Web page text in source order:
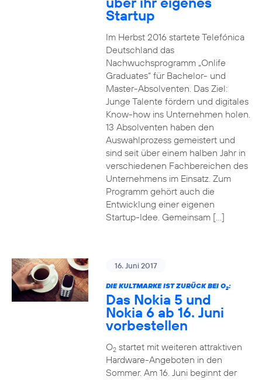
Startup
Im Herbst 2016 startete Telefónica
Deutschland das
Nachwuchsprogramm „Onlife
Graduates“ für Bachelor- und
Master-Absolventen. Das Ziel:
Junge Talente fördern und digitales
Know-how ins Unternehmen holen.
13 Absolventen haben den
Auswahlprozess gemeistert und
sind seit über einem halben Jahr in
verschiedenen Fachbereichen des
Unternehmens im Einsatz. Zum
Programm gehört auch die
Entwicklung einer eigenen
Startup-Idee. Gemeinsam […]
16. Juni 2017
DIE KULTMARKE IST ZURÜCK BEI O2:
Das Nokia 5 und
Nokia 6 ab 16. Juni
vorbestellen
O2startet mit weiteren attraktiven
Hardware-Angeboten in den
Sommer. Am 16. Juni beginnt der